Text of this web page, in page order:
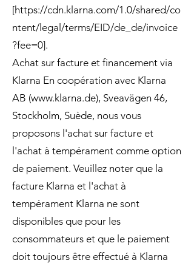
[https://cdn.klarna.com/1.0/shared/co
ntent/legal/terms/EID/de_de/invoice
?fee=0].
Achat sur facture et financement via
Klarna En coopération avec Klarna
AB (www.klarna.de), Sveavägen 46,
Stockholm, Suède, nous vous
proposons l'achat sur facture et
l'achat à tempérament comme option
de paiement. Veuillez noter que la
facture Klarna et l'achat à
tempérament Klarna ne sont
disponibles que pour les
consommateurs et que le paiement
doit toujours être effectué à Klarna